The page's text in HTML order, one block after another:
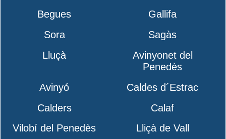
Begues
Gallifa
Sora
Sagàs
Lluçà
Avinyonet del
Penedès
Avinyó
Caldes d´Estrac
Calders
Calaf
Vilobí del Penedès
Lliçà de Vall